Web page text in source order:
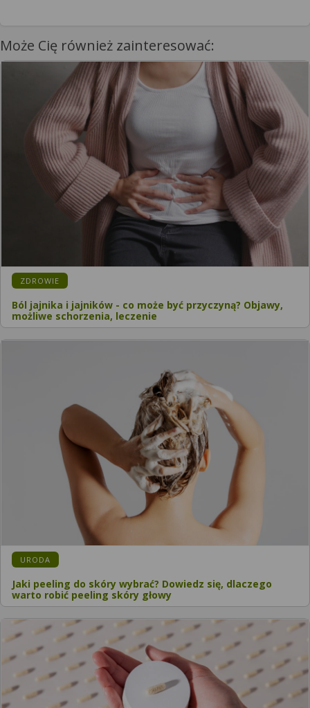
Może Cię również zainteresować:
KATEGORIA:
ZDROWIE
Ból jajnika i jajników - co może być przyczyną? Objawy,
możliwe schorzenia, leczenie
KATEGORIA:
URODA
Jaki peeling do skóry wybrać? Dowiedz się, dlaczego
warto robić peeling skóry głowy